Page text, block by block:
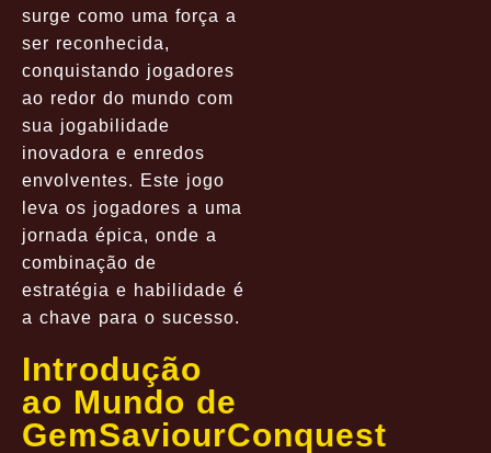
surge como uma força a
ser reconhecida,
conquistando jogadores
ao redor do mundo com
sua jogabilidade
inovadora e enredos
envolventes. Este jogo
leva os jogadores a uma
jornada épica, onde a
combinação de
estratégia e habilidade é
a chave para o sucesso.
Introdução
ao Mundo de
GemSaviourConquest